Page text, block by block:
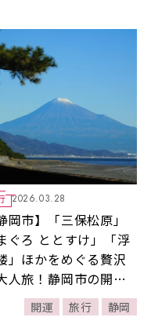
2026.03.28
岡市】「三保松原」
ぐろ ととすけ」「浮
」ほかをめぐる贅沢
人旅！静岡市の開運
ポットとグルメを満喫
る1泊2日【前編】
開運 旅行 静岡